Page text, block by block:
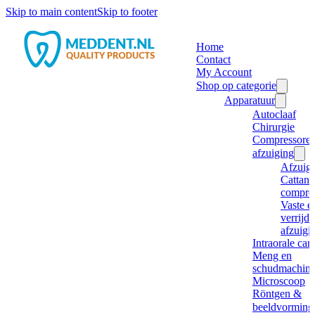
Skip to main contentSkip to footer
Home
Contact
My Account
Shop op categorie
Apparatuur
Autoclaaf
Chirurgie
afzuiging
Cattani
Vaste
Intraorale
Meng en
Microscoop
Röntgen &
beeldvorming